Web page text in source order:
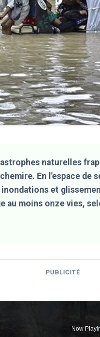
naturelles
En l'espace de
et
au moins onze vies,
PUBLICITÉ
Now